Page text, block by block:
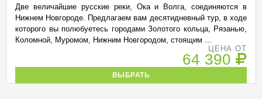
Две величайшие русские реки, Ока и Волга, соединяются в
Нижнем Новгороде. Предлагаем вам десятидневный тур, в ходе
которого вы полюбуетесь городами Золотого кольца, Рязанью,
Коломной, Муромом, Нижним Новгородом, стоящим ...
ЦЕНА ОТ
64 390
ВЫБРАТЬ